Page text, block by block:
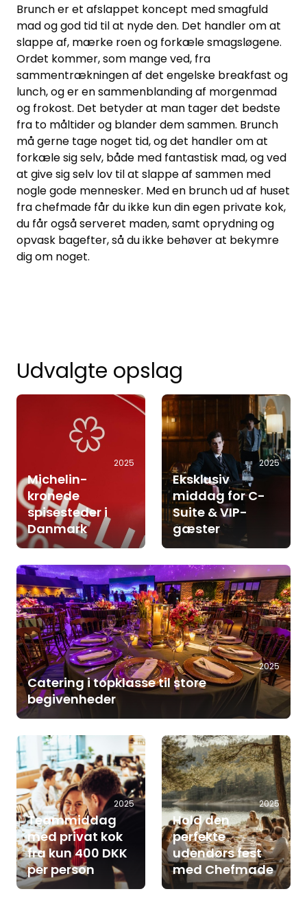
Brunch er et afslappet koncept med smagfuld
mad og god tid til at nyde den. Det handler om at
slappe af, mærke roen og forkæle smagsløgene.
Ordet kommer, som mange ved, fra
sammentrækningen af det engelske breakfast og
lunch, og er en sammenblanding af morgenmad
og frokost. Det betyder at man tager det bedste
fra to måltider og blander dem sammen. Brunch
må gerne tage noget tid, og det handler om at
forkæle sig selv, både med fantastisk mad, og ved
at give sig selv lov til at slappe af sammen med
nogle gode mennesker. Med en brunch ud af huset
fra chefmade får du ikke kun din egen private kok,
du får også serveret maden, samt oprydning og
opvask bagefter, så du ikke behøver at bekymre
dig om noget.
Udvalgte opslag
2025
Michelin-
kronede
spisesteder i
Danmark
2025
Eksklusiv
middag for C-
Suite & VIP-
gæster
2025
Catering i topklasse til store
begivenheder
2025
Teammiddag
med privat kok
fra kun 400 DKK
per person
2025
Hold den
perfekte
udendørs fest
med Chefmade